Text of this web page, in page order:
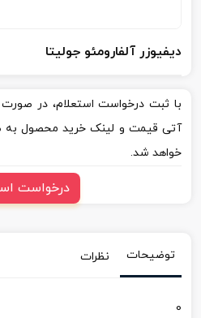
دیفیوزر آلفارومئو جولیتا
با ثبت درخواست استعلام، در
آتی قیمت و لینک خرید محصول به
خواهد شد.
درخواست
توضیحات نظرات
0